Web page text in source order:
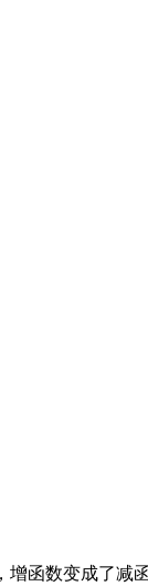
增函数变成了减